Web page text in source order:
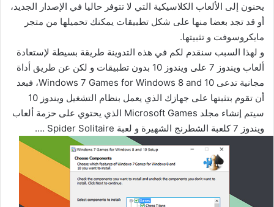
يحنون إلى الألعاب الكلاسيكية التي لا تتوفر حاليا في الإصدار الجديد،
أو قد تجد بعضا منها على شكل تطبيقات يمكنك تحميلها من متجر
مايكروسوفت و تثبيتها.
و لهذا السبب سنقدم لكم في هذه التدوينة طريقة بسيطة لإستعادة
ألعاب ويندوز 7 على ويندوز 10 بدون تطبيقات و لكن عن طريق أداة
مجانية تدعى Windows 7 Games for Windows 8 and 10، فبعد
أن تقوم بتثبتها على جهازك الذي يعمل بنظام التشغيل ويندوز 10
سيتم إنشاء مجلد Microsoft Games الذي يحتوي على حزمة ألعاب
ويندوز 7 كلعبة الشطرنج الشهيرة و لعبة Spider Solitaire ….